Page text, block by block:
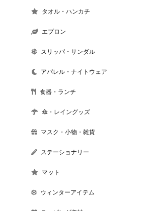
タオル・ハンカチ
エプロン
スリッパ・サンダル
アパレル・ナイトウェア
食器・ランチ
傘・レイングッズ
マスク・小物・雑貨
ステーショナリー
マット
ウィンターアイテム